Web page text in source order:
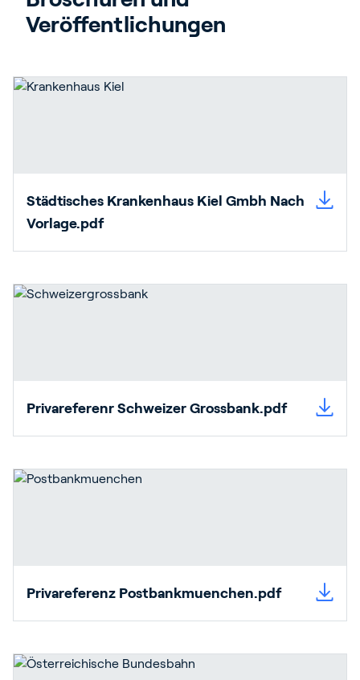
Veröffentlichungen
Städtisches Krankenhaus Kiel Gmbh Nach
Vorlage.pdf
Privareferenr Schweizer Grossbank.pdf
Privareferenz Postbankmuenchen.pdf